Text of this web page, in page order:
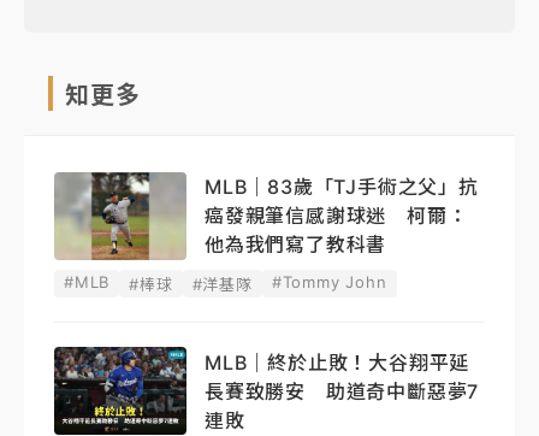
知更多
MLB｜83歲「TJ手術之父」抗
癌發親筆信感謝球迷 柯爾：
他為我們寫了教科書
#MLB #棒球 #洋基隊 #Tommy John
MLB｜終於止敗！大谷翔平延
長賽致勝安 助道奇中斷惡夢7
連敗